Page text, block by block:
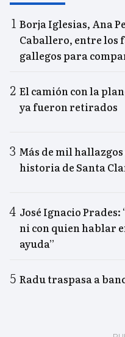
Borja Iglesias, Ana
Caballero, entre los
gallegos para
El camión con la
ya fueron retirados
Más de mil
historia de Santa
José Ignacio Prades:
ni con quien hablar
ayuda”
Radu traspasa a